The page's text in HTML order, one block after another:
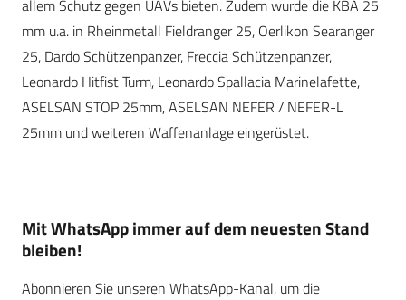
allem Schutz gegen UAVs bieten. Zudem wurde die KBA 25
mm u.a. in Rheinmetall Fieldranger 25, Oerlikon Searanger
25, Dardo Schützenpanzer, Freccia Schützenpanzer,
Leonardo Hitfist Turm, Leonardo Spallacia Marinelafette,
ASELSAN STOP 25mm, ASELSAN NEFER / NEFER-L
25mm und weiteren Waffenanlage eingerüstet.
Mit WhatsApp immer auf dem neuesten Stand
bleiben!
Abonnieren Sie unseren WhatsApp-Kanal, um die